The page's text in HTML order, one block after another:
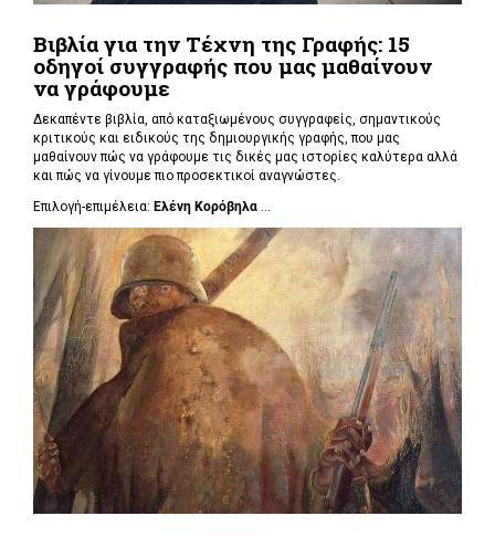
Βιβλία για την Τέχνη της Γραφής: 15
οδηγοί συγγραφής που μας μαθαίνουν
να γράφουμε
Δεκαπέντε βιβλία, από καταξιωμένους συγγραφείς, σημαντικούς
κριτικούς και ειδικούς της δημιουργικής γραφής, που μας
μαθαίνουν πώς να γράφουμε τις δικές μας ιστορίες καλύτερα αλλά
και πώς να γίνουμε πιο προσεκτικοί αναγνώστες.
Επιλογή-επιμέλεια: Ελένη Κορόβηλα ...